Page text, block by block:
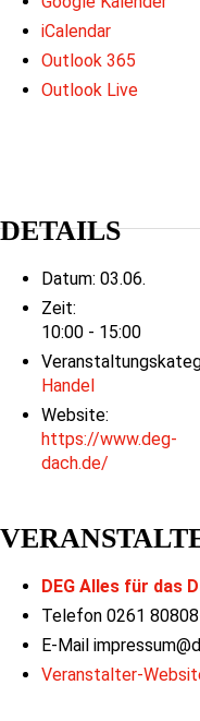
iCalendar
Outlook 365
Outlook Live
DETAILS
Datum: 03.06.
Zeit:
10:00 - 15:00
Handel
Website:
https://www.deg-
dach.de/
DEG Alles für das
Telefon 0261
E-Mail
Veranstalter-